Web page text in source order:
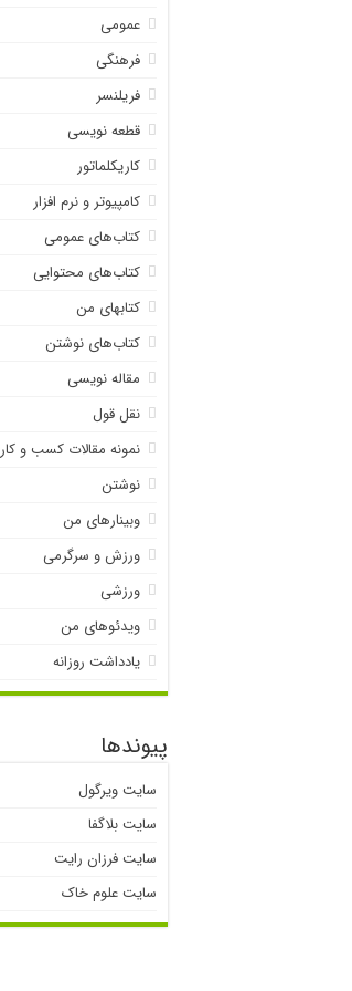
عمومی
فرهنگی
فریلنسر
قطعه نویسی
کاریکلماتور
کامپیوتر و نرم افزار
کتاب‌های عمومی
کتاب‌های محتوایی
کتابهای من
کتاب‌های نوشتن
مقاله نویسی
نقل قول
نمونه مقالات کسب و کار
نوشتن
وبینارهای من
ورزش و سرگرمی
ورزشی
ویدئوهای من
یادداشت روزانه
پیوندها
سایت ویرگول
سایت بلاگفا
سایت فرزان رایت
سایت علوم خاک